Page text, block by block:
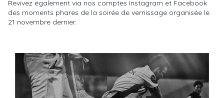
Revivez également via nos comptes Instagram et Facebook
des moments phares de la soirée de vernissage organisée le
21 novembre dernier.